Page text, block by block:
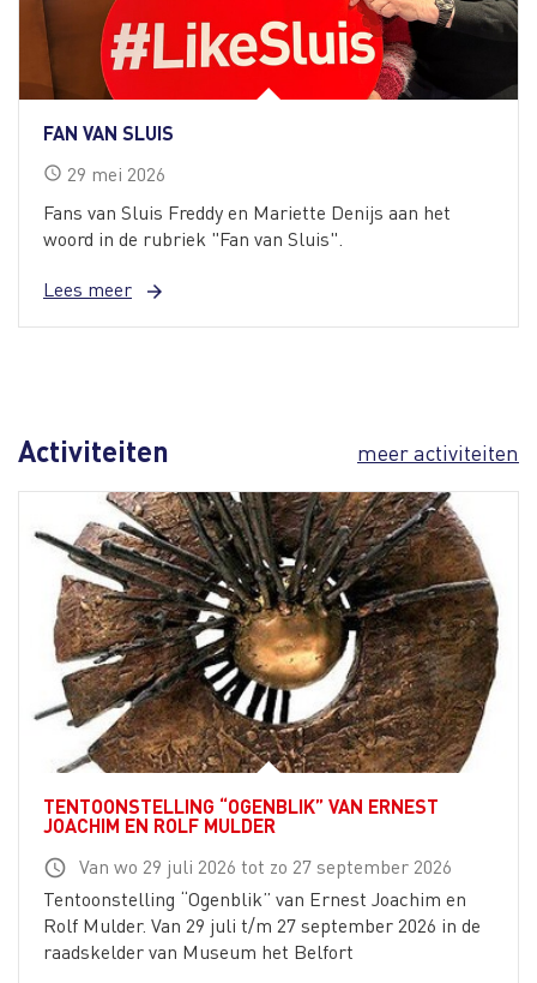
FAN VAN SLUIS
schedule 29 mei 2026
Fans van Sluis Freddy en Mariette Denijs aan het
woord in de rubriek "Fan van Sluis".
Lees meer
arrow_forward
Activiteiten meer activiteiten
TENTOONSTELLING “OGENBLIK” VAN ERNEST
JOACHIM EN ROLF MULDER
schedule Van wo 29 juli 2026 tot zo 27 september 2026
Tentoonstelling “Ogenblik” van Ernest Joachim en
Rolf Mulder. Van 29 juli t/m 27 september 2026 in de
raadskelder van Museum het Belfort